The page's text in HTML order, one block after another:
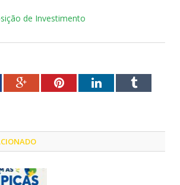
de Investimento
Google+PinterestLinkedInTumblr